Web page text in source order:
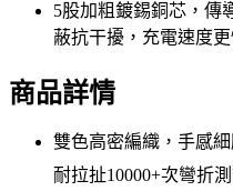
5股加粗鍍錫銅芯，傳
蔽抗干擾，充電速度
商品詳情
雙色高密編織，手感
耐拉扯10000+次彎折